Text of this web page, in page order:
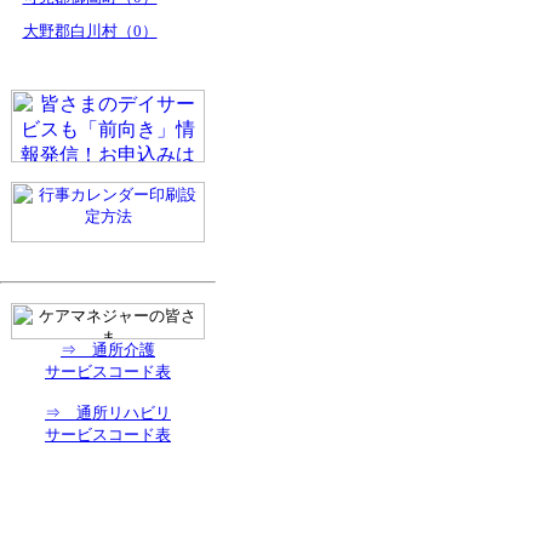
大野郡白川村（0）
⇒ 通所介護
サービスコード表
⇒ 通所リハビリ
サービスコード表